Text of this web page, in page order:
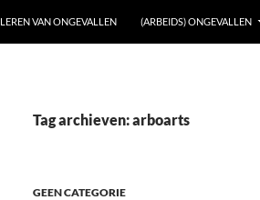
LEREN VAN ONGEVALLEN (ARBEIDS) ONGEVALLEN
Tag archieven: arboarts
GEEN CATEGORIE